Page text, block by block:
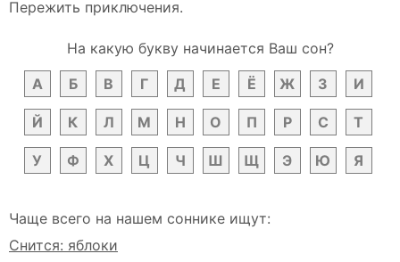
Пережить приключения.
На какую букву начинается Ваш сон?
А
Б В Г Д Е Ё Ж З И
Й К Л М Н О П Р С Т
У Ф Х Ц Ч Ш Щ Э Ю Я
Чаще всего на нашем соннике ищут:
Снится: яблоки